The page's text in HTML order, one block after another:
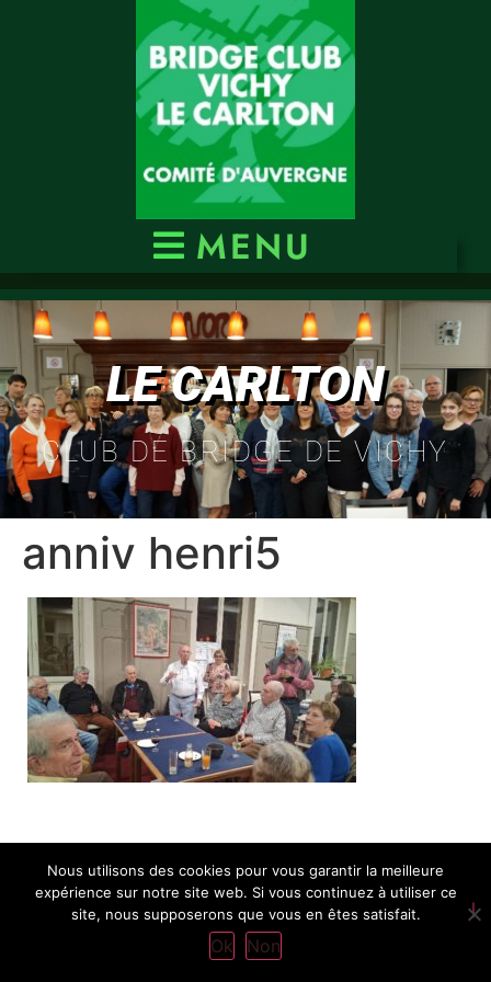
MENU
LE CARLTON
CLUB DE BRIDGE DE VICHY
anniv henri5
Nous utilisons des cookies pour vous garantir la meilleure
expérience sur notre site web. Si vous continuez à utiliser ce
site, nous supposerons que vous en êtes satisfait.
Ok Non